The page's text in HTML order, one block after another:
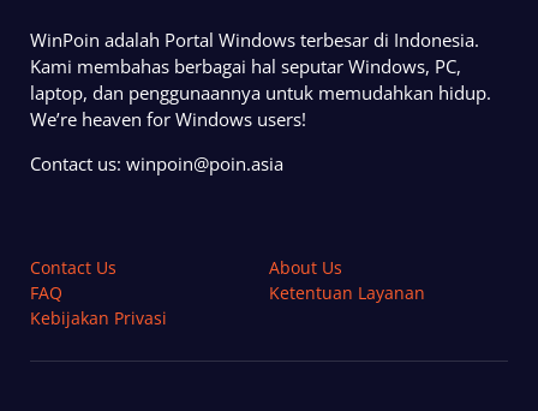
WinPoin adalah Portal Windows terbesar di Indonesia.
Kami membahas berbagai hal seputar Windows, PC,
laptop, dan penggunaannya untuk memudahkan hidup.
We’re heaven for Windows users!
Contact us: winpoin@poin.asia
Contact Us
About Us
FAQ
Ketentuan Layanan
Kebijakan Privasi